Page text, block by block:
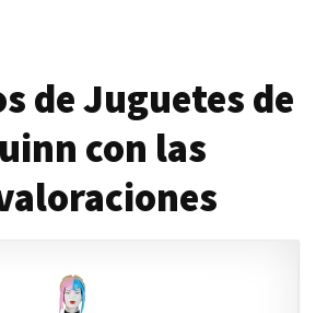
de Juguetes de
con las